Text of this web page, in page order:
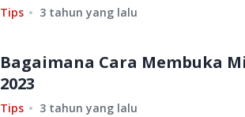
Tips 3 tahun yang lalu
Bagaimana Cara Membuka
2023
Tips 3 tahun yang lalu